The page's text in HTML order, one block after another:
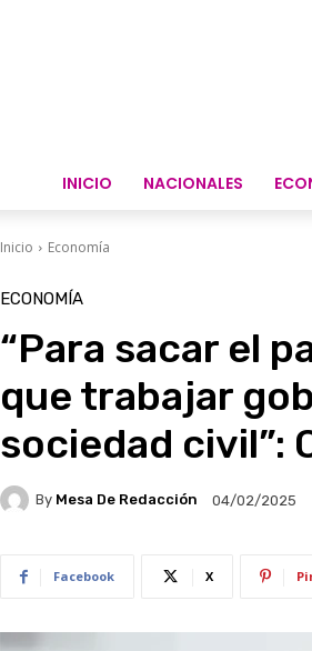
INICIO NACIONALES
Inicio Economía
ECONOMÍA
“Para sacar el
que trabajar
sociedad civil”:
By Mesa De Redacción 04/02/2025
Facebook X